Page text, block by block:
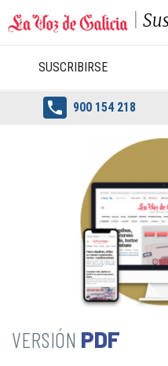
SUSCRIBIRSE
 900 154 218
PDF